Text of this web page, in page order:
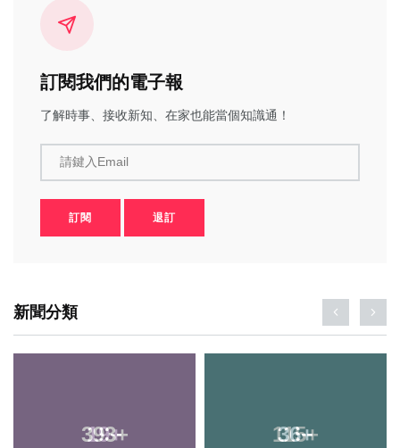
訂閱我們的電子報
了解時事、接收新知、在家也能當個知識通！
請鍵入Email
訂閱 退訂
新聞分類
19+ 115+